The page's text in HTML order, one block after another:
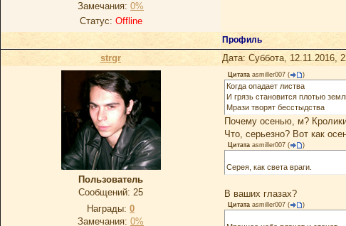
Замечания: 0%
Статус: Offline
Профиль
strgr Дата: Суббота, 12.11.2016,
Пoльзoватель
Сообщений: 25
Награды: 0
Замечания: 0%
Цитата asmiller007 ( )
Когда опадает листва
И грязь становится плотью
Мрази творят бесстыдства
Почему осенью, м?
Что, серьезно? Вот как
Цитата asmiller007 ( )
Серея, как света враги.
В ваших глазах?
Цитата asmiller007 ( )